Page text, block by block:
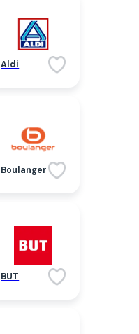
Aldi
Boulanger
BUT